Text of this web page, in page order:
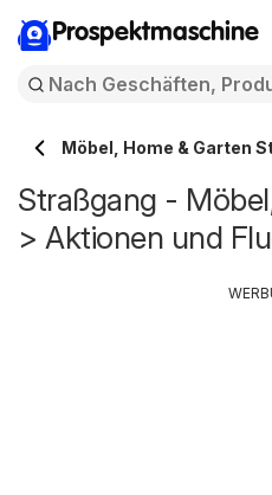
Prospektmaschine
Möbel, Home & Garten
Straßgang -
> Aktionen und